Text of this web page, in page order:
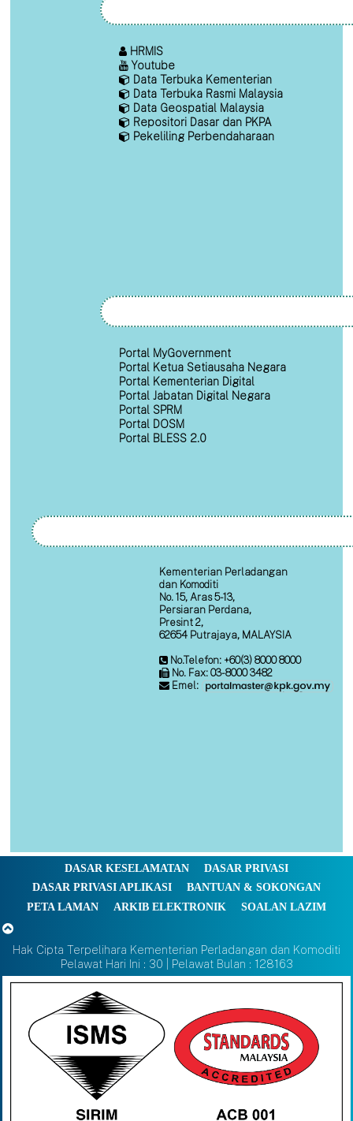
HRMIS
Youtube
Data Terbuka Kementerian
Data Terbuka Rasmi Malaysia
Data Geospatial Malaysia
Repositori Dasar dan PKPA
Pekeliling Perbendaharaan
Portal MyGovernment
Portal Ketua Setiausaha Negara
Portal Kementerian Digital
Portal Jabatan Digital Negara
Portal SPRM
Portal DOSM
Portal BLESS 2.0
Kementerian Perladangan
dan Komoditi
No. 15, Aras 5-13,
Persiaran Perdana,
Presint 2,
62654 Putrajaya, MALAYSIA
No.Telefon: +60(3) 8000 8000
No. Fax: 03-8000 3482
Emel:
DASAR KESELAMATAN
DASAR PRIVASI
DASAR PRIVASI APLIKASI
BANTUAN & SOKONGAN
PETA LAMAN
ARKIB ELEKTRONIK SOALAN LAZIM
Hak Cipta Terpelihara Kementerian Perladangan dan Komoditi
Pelawat Hari Ini : 30 | Pelawat Bulan : 128163